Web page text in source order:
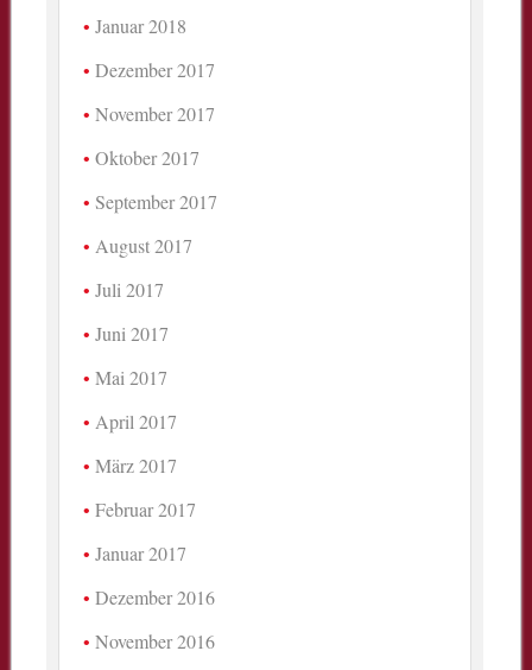
Januar 2018
Dezember 2017
November 2017
Oktober 2017
September 2017
August 2017
Juli 2017
Juni 2017
Mai 2017
April 2017
März 2017
Februar 2017
Januar 2017
Dezember 2016
November 2016